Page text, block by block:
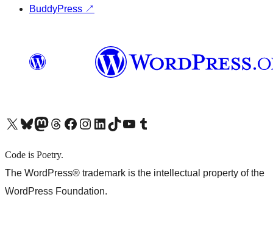
BuddyPress ↗
X (旧 Twitter) アカウントへBluesky アカウントへMastodon アカウントへThreads アカウントへ Facebook ページへInstagram アカウントへ LinkedIn アカウントへTikTok アカウントへYouTube チャンネルへ Tumblr アカウントへ
Code is Poetry.
The WordPress® trademark is the intellectual property of the
WordPress Foundation.